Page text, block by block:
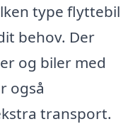
type flyttebil
behov. Der
og biler med
også
transport.